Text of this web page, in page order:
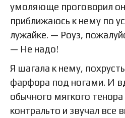
умоляюще проговорил
приближаюсь к нему по
лужайке. — Роуз,
— Не надо!
Я шагала к нему,
фарфора под ногами. И
обычного мягкого
контральто и звучал все